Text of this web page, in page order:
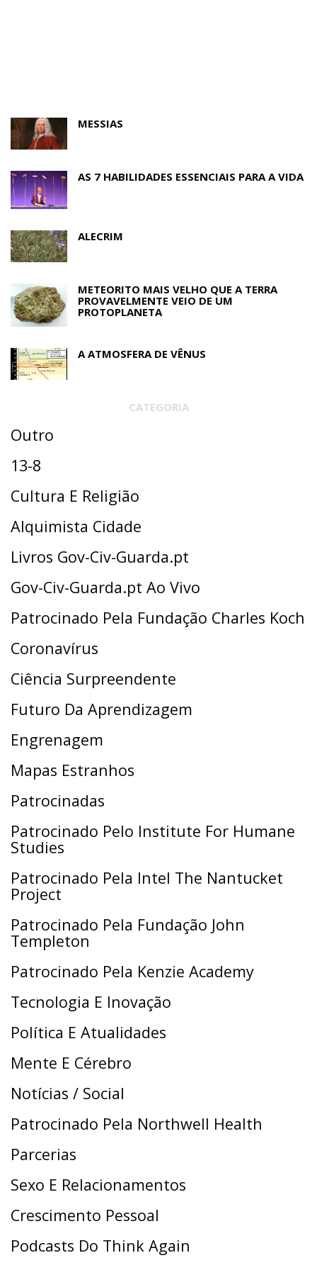
MESSIAS
AS 7 HABILIDADES ESSENCIAIS PARA A VIDA
ALECRIM
METEORITO MAIS VELHO QUE A TERRA
PROVAVELMENTE VEIO DE UM
PROTOPLANETA
A ATMOSFERA DE VÊNUS
CATEGORIA
Outro
13-8
Cultura E Religião
Alquimista Cidade
Livros Gov-Civ-Guarda.pt
Gov-Civ-Guarda.pt Ao Vivo
Patrocinado Pela Fundação Charles Koch
Coronavírus
Ciência Surpreendente
Futuro Da Aprendizagem
Engrenagem
Mapas Estranhos
Patrocinadas
Patrocinado Pelo Institute For Humane
Studies
Patrocinado Pela Intel The Nantucket
Project
Patrocinado Pela Fundação John
Templeton
Patrocinado Pela Kenzie Academy
Tecnologia E Inovação
Política E Atualidades
Mente E Cérebro
Notícias / Social
Patrocinado Pela Northwell Health
Parcerias
Sexo E Relacionamentos
Crescimento Pessoal
Podcasts Do Think Again